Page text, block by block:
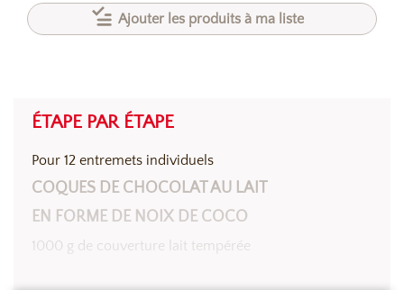
Ajouter les produits à ma liste
ÉTAPE PAR ÉTAPE
Pour 12 entremets individuels
COQUES DE CHOCOLAT AU LAIT
EN FORME DE NOIX DE COCO
1000 g de couverture lait tempérée